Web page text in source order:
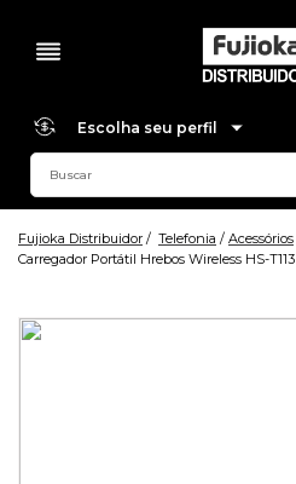
Escolha seu perfil
Fujioka Distribuidor Telefonia
Acessórios
Carregador Portátil Hrebos Wireless HS-T113